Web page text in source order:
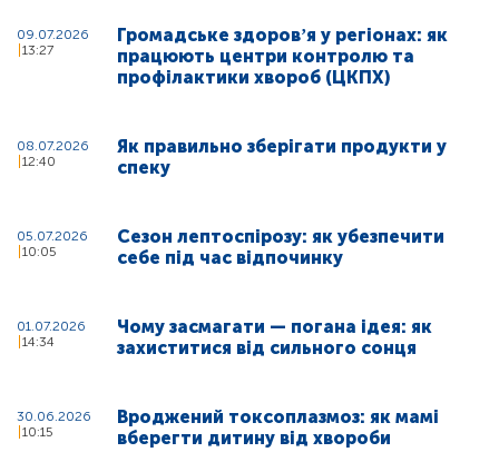
09.07.2026
13:27
Громадське здоровʼя у регіонах: як
працюють центри контролю та
профілактики хвороб (ЦКПХ)
08.07.2026
12:40
Як правильно зберігати продукти у
спеку
05.07.2026
10:05
Сезон лептоспірозу: як убезпечити
себе під час відпочинку
01.07.2026
14:34
Чому засмагати — погана ідея: як
захиститися від сильного сонця
30.06.2026
10:15
Вроджений токсоплазмоз: як мамі
вберегти дитину від хвороби